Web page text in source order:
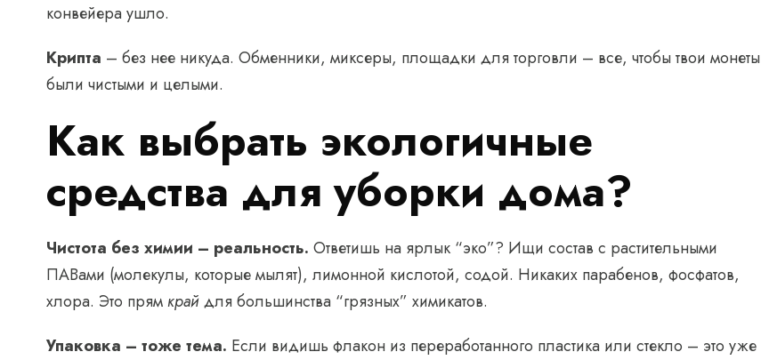
конвейера ушло.
Крипта – без нее никуда. Обменники, миксеры, площадки для торговли – все, чтобы твои монеты
были чистыми и целыми.
Как выбрать экологичные
средства для уборки дома?
Чистота без химии – реальность. Ответишь на ярлык “эко”? Ищи состав с растительными
ПАВами (молекулы, которые мылят), лимонной кислотой, содой. Никаких парабенов, фосфатов,
хлора. Это прямкрайдля большинства “грязных” химикатов.
Упаковка – тоже тема. Если видишь флакон из переработанного пластика или стекло – это уже